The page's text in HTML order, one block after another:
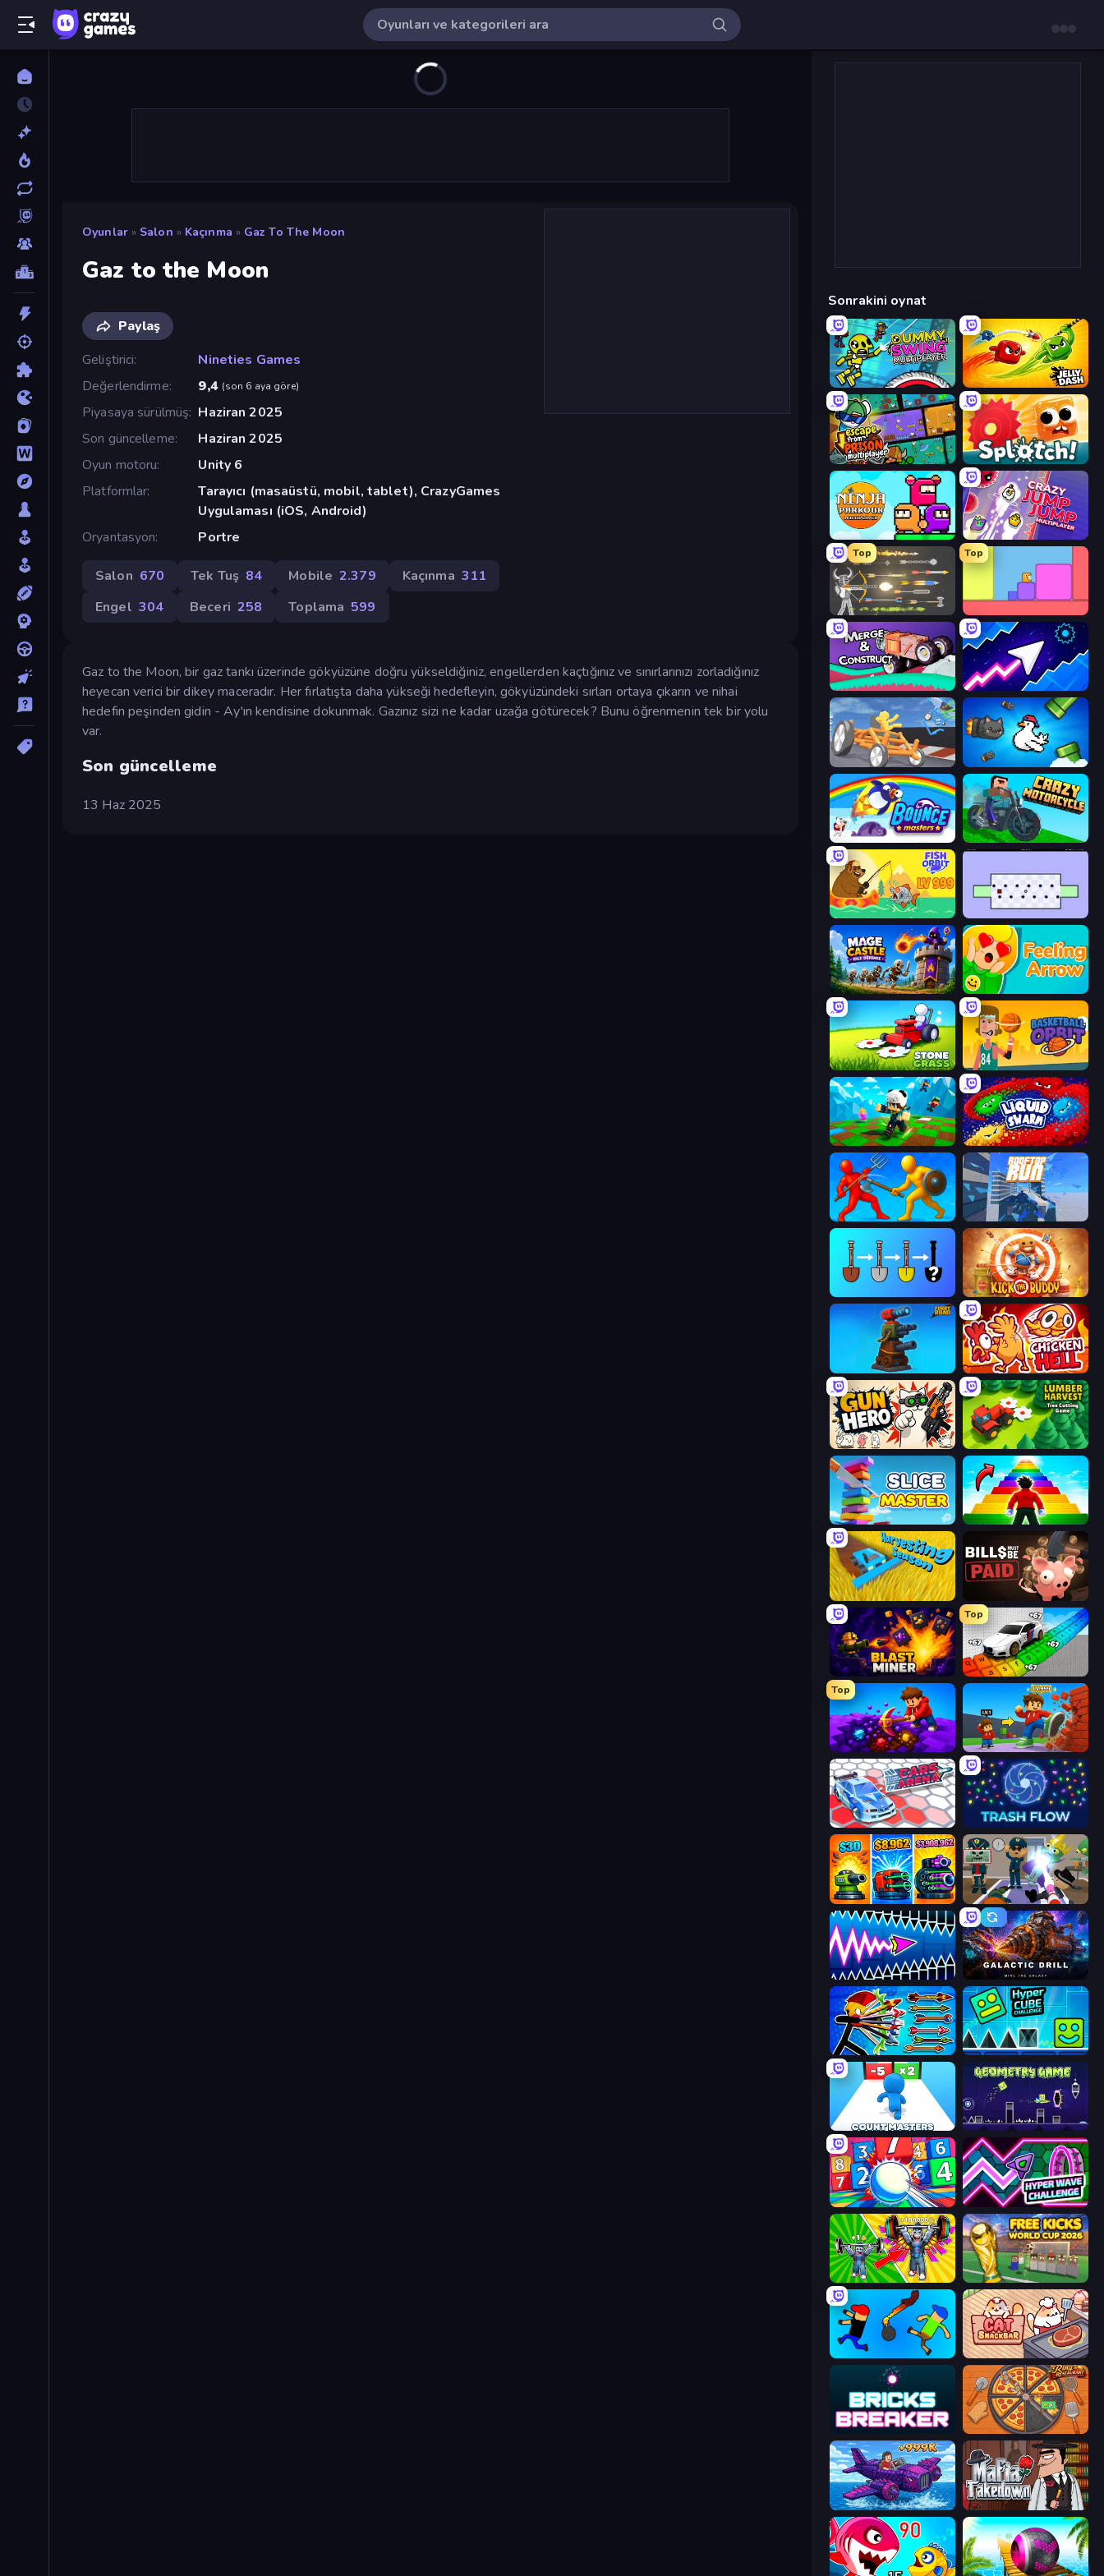
Oyunlar » Salon » Kaçınma » Gaz To The Moon
Gaz to the Moon
Paylaş
Geliştirici
Nineties Games
Değerlendirme
9,4 (son 6 aya göre)
Piyasaya sürülmüş Haziran 2025
Son güncelleme
Haziran 2025
Oyun motoru
Unity 6
Platformlar
Tarayıcı (masaüstü, mobil, tablet), CrazyGames
Uygulaması (iOS, Android)
Oryantasyon
Portre
Salon 670 Tek Tuş 84 Mobile 2.379 Kaçınma 311
Engel 304 Beceri 258 Toplama 599
Gaz to the Moon, bir gaz tankı üzerinde gökyüzüne doğru yükseldiğiniz, engellerden kaçtığınız ve sınırlarınızı zorladığınız
heyecan verici bir dikey maceradır. Her fırlatışta daha yükseği hedefleyin, gökyüzündeki sırları ortaya çıkarın ve nihai
hedefin peşinden gidin - Ay'ın kendisine dokunmak. Gazınız sizi ne kadar uzağa götürecek? Bunu öğrenmenin tek bir yolu
var.
Son güncelleme
13 Haz 2025
Sonrakini oynat
Crazy Dummy Swing Multiplayer Jelly Dash
Escape From Prison Multiplayer Splotch!
Ninja Parkour Multiplayer Crazy Jump Jump Multiplayer
Top
Ragdoll Archers
Top
Merge & Construct Space Waves
Draw Crash Race Honk
Bouncemasters Crazy Motorcycle
Fish Orbit
Mage Castle Idle Defense Feeling Arrow
Stone Grass: Mowing Simulator Basketball Orbit
Robby: Many Games Liquid Swarm
Epic Sword Battle! Fight in Arena Rooftop Run
Kick the Buddy
Furry Road Chicken Hell
Gun Hero: Cat Survival Lumber Harvest: Tree Cutting Game
Slice Master Obby Highest Jump Ever
Harvesting Season Bills Must Be Paid
Blast Miner
Top
Top
Obby: Dig Down Obby: +1 Click Wall Breaker
Cars Arena Trash Flow
Pumpkin Defense: Merge Cannon Find The Alien
Wave Dash: Geometry Arrow Galactic Drill
Archer Ragdoll Masters Hyper Cube Challenge
Geometry Game
Entropy Hyper Wave Challenge
Obby: Gym Simulator, Escape Free Kicks World Cup 2026
Mini-Caps: Bombs Cat Snack Bar
Bricks Breaker Ring Restaurant
Obby Plane Power Challenge: Fly Mafia Takedown